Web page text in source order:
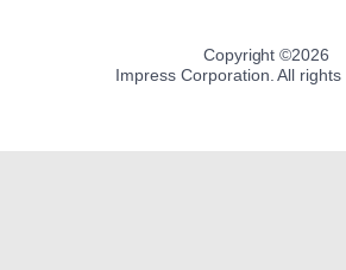
Copyright ©2026
Impress Corporation. All rights